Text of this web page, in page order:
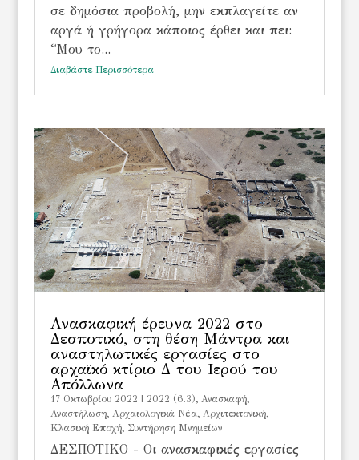
σε δημόσια προβολή, μην εκπλαγείτε αν
αργά ή γρήγορα κάποιος έρθει και πει:
“Μου το...
Διαβάστε Περισσότερα
Ανασκαφική έρευνα 2022 στο
Δεσποτικό, στη θέση Μάντρα και
αναστηλωτικές εργασίες στο
αρχαϊκό κτίριο Δ του Ιερού του
Απόλλωνα
17 Οκτωβρίου 2022 2022 (6.3), Ανασκαφή,
Αναστήλωση, Αρχαιολογικά Νέα, Αρχιτεκτονική,
Κλασική Εποχή, Συντήρηση Μνημείων
ΔΕΣΠΟΤΙΚΟ - Οι ανασκαφικές εργασίες